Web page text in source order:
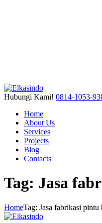
Hubungi Kami! 0814-1053-
Home
About Us
Services
Projects
Blog
Contacts
Tag: Jasa
HomeTag: Jasa fabrikasi pintu